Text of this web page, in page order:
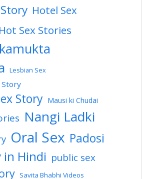
Hotel Sex
Hot Sex Stories
kamukta
Lesbian Sex
Story
Story Mausi ki Chudai
Nangi Ladki
Oral Sex Padosi
in Hindi public sex
Savita Bhabhi Videos